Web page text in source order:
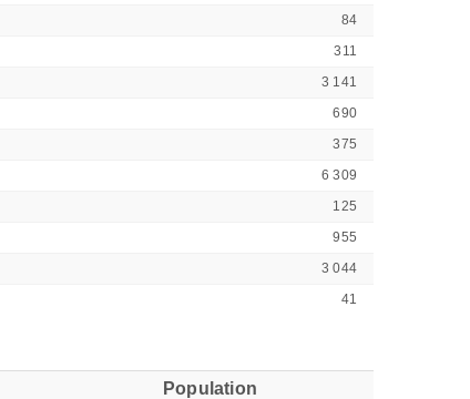
84
311
3 141
690
375
6 309
125
955
3 044
41
Population